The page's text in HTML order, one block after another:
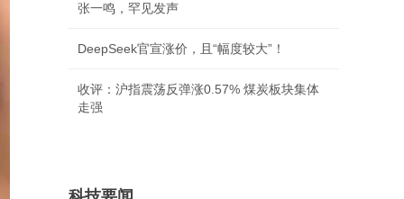
张一鸣，罕见发声
DeepSeek官宣涨价，且“幅度较大”！
收评：沪指震荡反弹涨0.57% 煤炭板块集体
走强